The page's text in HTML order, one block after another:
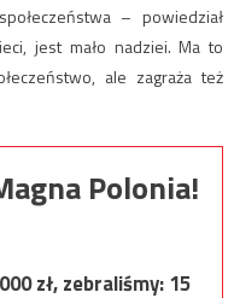
– powiedział
jest mało nadziei. Ma to
ale zagraża też
Polonia!
zł, zebraliśmy:15